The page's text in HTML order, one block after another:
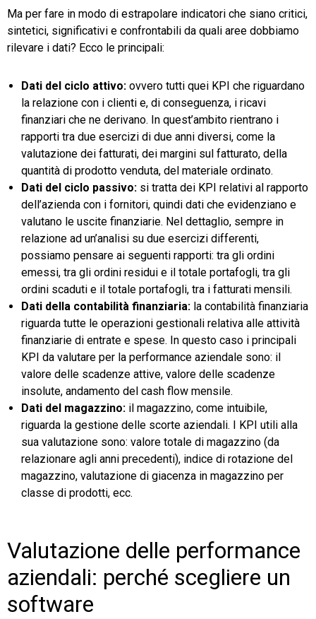
Ma per fare in modo di estrapolare indicatori che siano critici,
sintetici, significativi e confrontabili da quali aree dobbiamo
rilevare i dati? Ecco le principali:
Dati del ciclo attivo: ovvero tutti quei KPI che riguardano
la relazione con i clienti e, di conseguenza, i ricavi
finanziari che ne derivano. In quest’ambito rientrano i
rapporti tra due esercizi di due anni diversi, come la
valutazione dei fatturati, dei margini sul fatturato, della
quantità di prodotto venduta, del materiale ordinato.
Dati del ciclo passivo: si tratta dei KPI relativi al rapporto
dell’azienda con i fornitori, quindi dati che evidenziano e
valutano le uscite finanziarie. Nel dettaglio, sempre in
relazione ad un’analisi su due esercizi differenti,
possiamo pensare ai seguenti rapporti: tra gli ordini
emessi, tra gli ordini residui e il totale portafogli, tra gli
ordini scaduti e il totale portafogli, tra i fatturati mensili.
Dati della contabilità finanziaria: la contabilità finanziaria
riguarda tutte le operazioni gestionali relativa alle attività
finanziarie di entrate e spese. In questo caso i principali
KPI da valutare per la performance aziendale sono: il
valore delle scadenze attive, valore delle scadenze
insolute, andamento del cash flow mensile.
Dati del magazzino: il magazzino, come intuibile,
riguarda la gestione delle scorte aziendali. I KPI utili alla
sua valutazione sono: valore totale di magazzino (da
relazionare agli anni precedenti), indice di rotazione del
magazzino, valutazione di giacenza in magazzino per
classe di prodotti, ecc.
Valutazione delle performance
aziendali: perché scegliere un
software